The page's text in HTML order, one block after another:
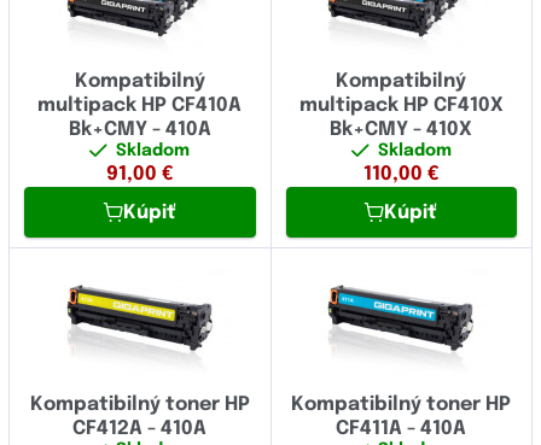
Kompatibilný
multipack HP CF410A
Bk+CMY - 410A
Skladom
91,00 €
Kúpiť
Kompatibilný
multipack HP CF410X
Bk+CMY - 410X
Skladom
110,00 €
Kúpiť
Kompatibilný toner HP
CF412A - 410A
Kompatibilný toner HP
CF411A - 410A